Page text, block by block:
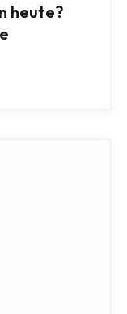
heute?